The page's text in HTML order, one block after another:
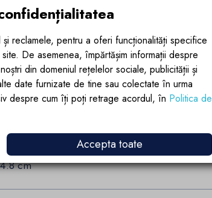
alama
Mat
DIN
de asamblat
cm
reclamele, pentru a oferi funcționalități specifice
De asemenea, împărtășim informații despre
din domeniul rețelelor sociale, publicității și
date furnizate de tine sau colectate în urma
despre cum îți poți retrage acordul, în Politica de
Accepta toate